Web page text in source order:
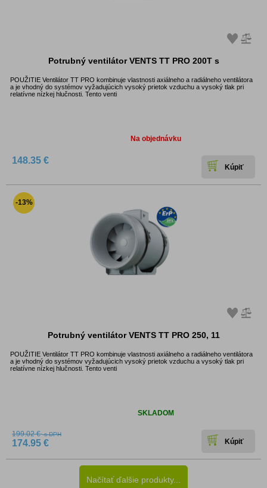
Potrubný ventilátor VENTS TT PRO 200T s
POUŽITIE Ventilátor TT PRO kombinuje vlastnosti axiálneho a radiálneho ventilátora
a je vhodný do systémov vyžadujúcich vysoký prietok vzduchu a vysoký tlak pri
relatívne nízkej hlučnosti. Tento venti
Na objednávku
148.35 €
-13%
Potrubný ventilátor VENTS TT PRO 250, 11
POUŽITIE Ventilátor TT PRO kombinuje vlastnosti axiálneho a radiálneho ventilátora
a je vhodný do systémov vyžadujúcich vysoký prietok vzduchu a vysoký tlak pri
relatívne nízkej hlučnosti. Tento venti
SKLADOM
199.02 €s DPH
174.95 €
Načítať ďalšie produkty...